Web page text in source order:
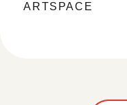
ARTSPACE